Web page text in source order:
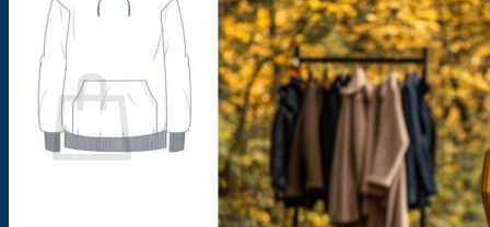
Warenkorb
Es befinden sich keine Produkte im Warenkorb.